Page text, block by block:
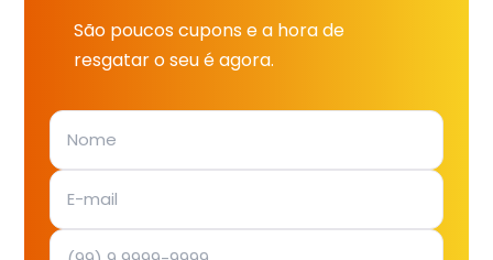
São poucos cupons e a hora de
resgatar o seu é agora.